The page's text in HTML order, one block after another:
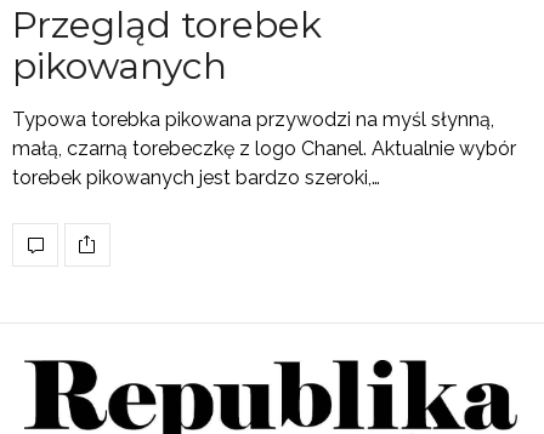
Przegląd torebek
pikowanych
Typowa torebka pikowana przywodzi na myśl słynną,
małą, czarną torebeczkę z logo Chanel. Aktualnie wybór
torebek pikowanych jest bardzo szeroki,…